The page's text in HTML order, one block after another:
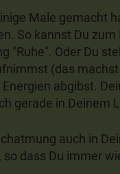
Male gemacht
So kannst Du
"Ruhe". Oder Du
(das
abgibst.
gerade in Deinem
auch in
so dass Du immer